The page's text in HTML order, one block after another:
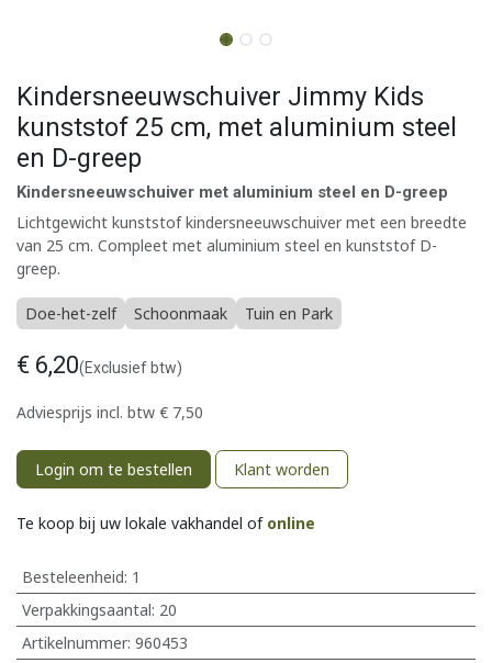
Kindersneeuwschuiver Jimmy Kids
kunststof 25 cm, met aluminium steel
en D-greep
Kindersneeuwschuiver met aluminium steel en D-greep
Lichtgewicht kunststof kindersneeuwschuiver met een breedte
van 25 cm. Compleet met aluminium steel en kunststof D-
greep.
Doe-het-zelf Schoonmaak Tuin en Park
€ 6,20(Exclusief btw)
Adviesprijs incl. btw € 7,50
Login om te bestellen Klant worden
Te koop bij uw lokale vakhandel of online
Besteleenheid: 1
Verpakkingsaantal: 20
Artikelnummer: 960453